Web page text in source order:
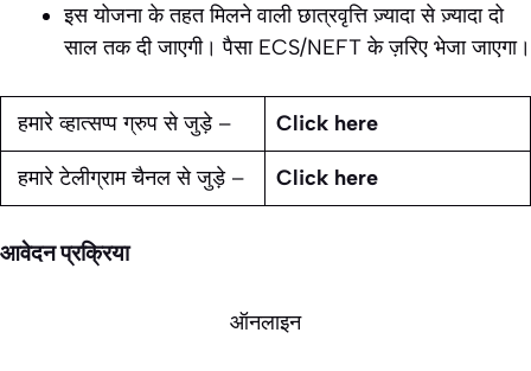
इस योजना के तहत मिलने वाली छात्रवृत्ति ज़्यादा से ज़्यादा दो
साल तक दी जाएगी। पैसा ECS/NEFT के ज़रिए भेजा जाएगा।
हमारे व्हात्सप्प ग्रुप से जुड़े – Click here
हमारे टेलीग्राम चैनल से जुड़े – Click here
आवेदन प्रक्रिया
ऑनलाइन